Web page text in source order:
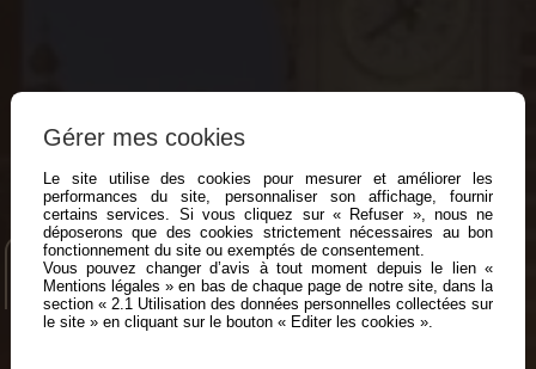
Contactez-nous
Gérer mes cookies
Le site utilise des cookies pour mesurer et améliorer les
performances du site, personnaliser son affichage, fournir
certains services. Si vous cliquez sur « Refuser », nous ne
déposerons que des cookies strictement nécessaires au bon
fonctionnement du site ou exemptés de consentement.
Vous pouvez changer d’avis à tout moment depuis le lien «
Mentions légales » en bas de chaque page de notre site, dans la
section « 2.1 Utilisation des données personnelles collectées sur
le site » en cliquant sur le bouton « Editer les cookies ».